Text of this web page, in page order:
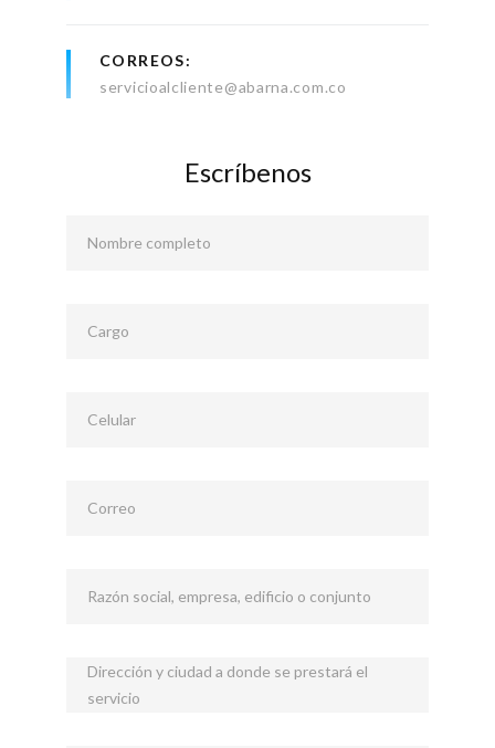
CORREOS
servicioalcliente@abarna.com.co
Escríbenos
Nombre completo
Cargo
Celular
Correo
Razón social, empresa, edificio o conjunto
Dirección y ciudad a donde se prestará el
servicio